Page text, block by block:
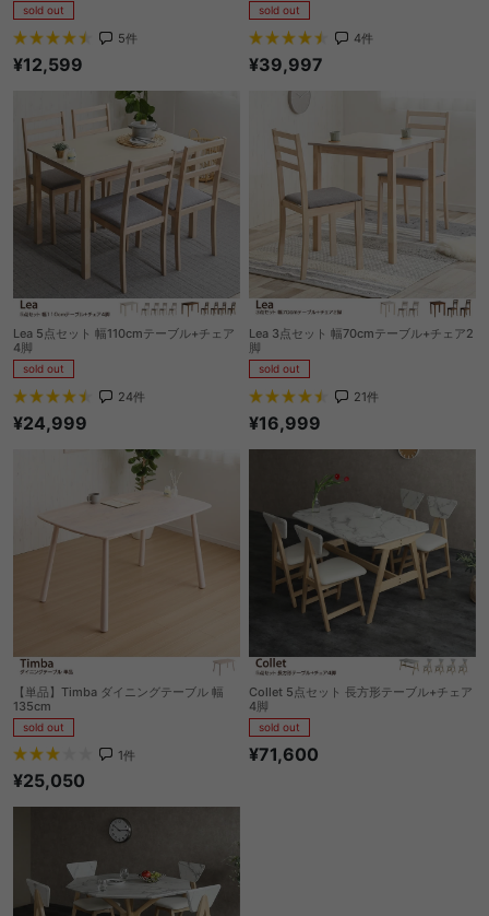
sold out
5件
¥12,599
sold out
4件
¥39,997
Lea 5点セット 幅110cmテーブル+チェア
4脚
sold out
24件
¥24,999
Lea 3点セット 幅70cmテーブル+チェア2
脚
sold out
21件
¥16,999
【単品】Timba ダイニングテーブル 幅
135cm
sold out
1件
¥25,050
Collet 5点セット 長方形テーブル+チェア
4脚
sold out
¥71,600